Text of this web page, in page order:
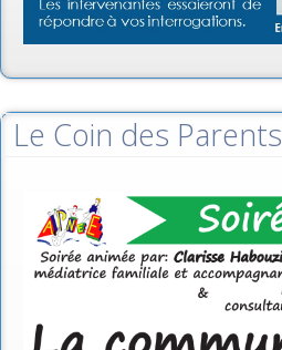
Le Coin des Parents